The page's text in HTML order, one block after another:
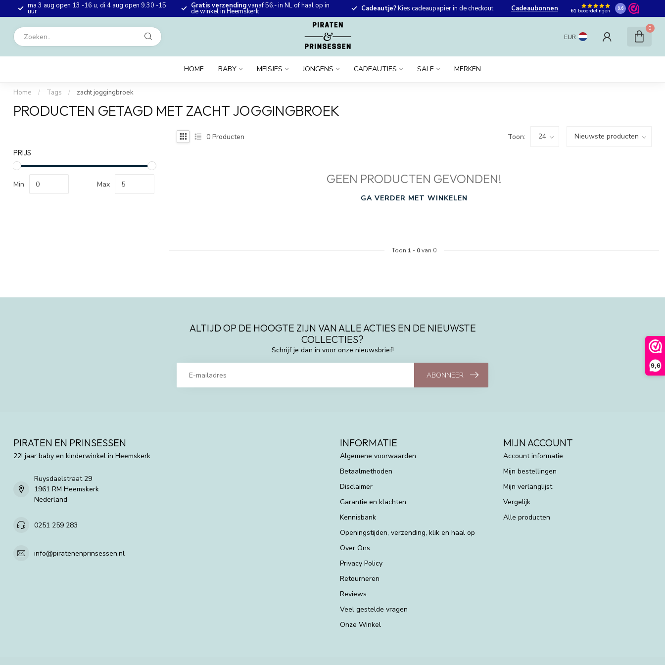
9,6
ma 3 aug open 13 -16 u, di 4 aug open 9.30 -15
uur
Gratis verzendingvanaf 56,- in NL of haal op in
de winkel in Heemskerk Cadeautje?Kies cadeaupapier in de checkout Cadeaubonnen 61 beoordelingen 9.6
EUR
0
HOME BABY MEISJES JONGENS CADEAUTJES SALE MERKEN
Home / Tags / zacht joggingbroek
PRODUCTEN GETAGD MET ZACHT JOGGINGBROEK
PRIJS
Min Max
0 Producten Toon:
GEEN PRODUCTEN GEVONDEN!
GA VERDER MET WINKELEN
Toon 1 - 0van 0
ALTIJD OP DE HOOGTE ZIJN VAN ALLE ACTIES EN DE NIEUWSTE
COLLECTIES?
Schrijf je dan in voor onze nieuwsbrief!
ABONNEER
PIRATEN EN PRINSESSEN
22! jaar baby en kinderwinkel in Heemskerk
Ruysdaelstraat 29
1961 RM Heemskerk
Nederland
0251 259 283
info@piratenenprinsessen.nl
INFORMATIE
Algemene voorwaarden
Betaalmethoden
Disclaimer
Garantie en klachten
Kennisbank
Openingstijden, verzending, klik en haal op
Over Ons
Privacy Policy
Retourneren
Reviews
Veel gestelde vragen
Onze Winkel
MIJN ACCOUNT
Account informatie
Mijn bestellingen
Mijn verlanglijst
Vergelijk
Alle producten